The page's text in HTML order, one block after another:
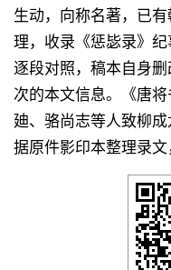
生动，向称名著，已
理，收录《惩毖录》
逐段对照，稿本自身
次的本文信息。《唐
廸、骆尚志等人致柳
据原件影印本整理录文